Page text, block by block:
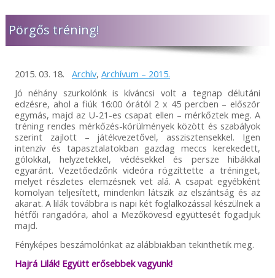
Pörgős tréning!
2015. 03. 18. Archív, Archívum – 2015.
Jó néhány szurkolónk is kíváncsi volt a tegnap délutáni
edzésre, ahol a fiúk 16:00 órától 2 x 45 percben – először
egymás, majd az U-21-es csapat ellen – mérkőztek meg. A
tréning rendes mérkőzés-körülmények között és szabályok
szerint zajlott – játékvezetővel, asszisztensekkel. Igen
intenzív és tapasztalatokban gazdag meccs kerekedett,
gólokkal, helyzetekkel, védésekkel és persze hibákkal
egyaránt. Vezetőedzőnk videóra rögzíttette a tréninget,
melyet részletes elemzésnek vet alá. A csapat egyébként
komolyan teljesített, mindenkin látszik az elszántság és az
akarat. A lilák továbbra is napi két foglalkozással készülnek a
hétfői rangadóra, ahol a Mezőkövesd együttesét fogadjuk
majd.
Fényképes beszámolónkat az alábbiakban tekinthetik meg.
Hajrá Lilák! Együtt erősebbek vagyunk!